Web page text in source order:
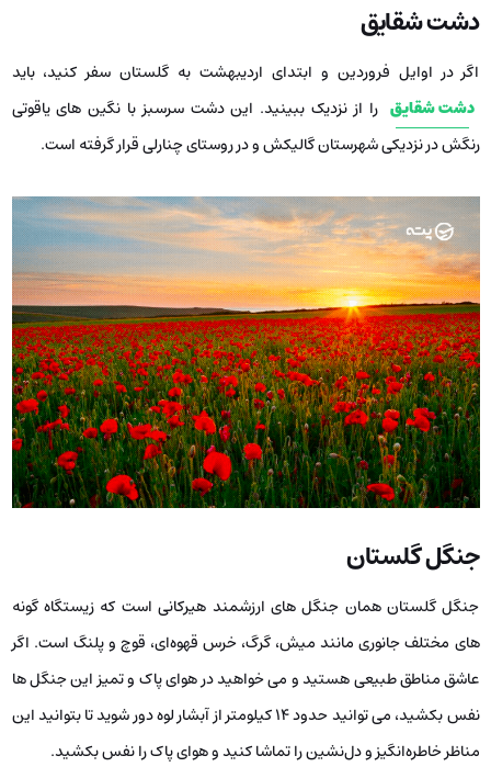
دشت شقایق
اگر در اوایل فروردین و ابتدای اردیبهشت به گلستان سفر کنید، باید
دشت شقایق را از نزدیک ببینید. این دشت سرسبز با نگین‌ های یاقوتی
رنگش در نزدیکی شهرستان گالیکش و در روستای چنارلی قرار گرفته است.
جنگل گلستان
جنگل گلستان همان جنگل‌ های ارزشمند هیرکانی است که زیستگاه گونه
‌های مختلف جانوری مانند میش، گرگ، خرس قهوه‌ای، قوچ و پلنگ است. اگر
عاشق مناطق طبیعی هستید و می ‌خواهید در هوای پاک و تمیز این جنگل‌ ها
نفس بکشید، می ‌توانید حدود ۱۴ کیلومتر از آبشار لوه دور شوید تا بتوانید این
مناظر خاطره‌انگیز و دل‌نشین را تماشا کنید و هوای پاک را نفس بکشید.